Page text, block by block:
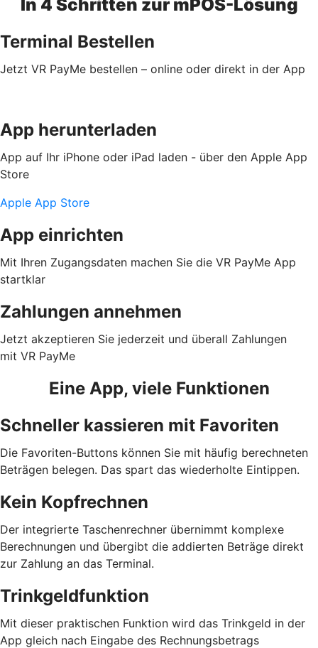
In 4 Schritten zur mPOS-Lösung
Terminal Bestellen
Jetzt VR PayMe bestellen – online oder direkt in der App
App herunterladen
App auf Ihr iPhone oder iPad laden - über den Apple App
Store
Apple App Store
App einrichten
Mit Ihren Zugangsdaten machen Sie die VR PayMe App
startklar
Zahlungen annehmen
Jetzt akzeptieren Sie jederzeit und überall Zahlungen
mit VR PayMe
Eine App, viele Funktionen
Schneller kassieren mit Favoriten
Die Favoriten-Buttons können Sie mit häufig berechneten
Beträgen belegen. Das spart das wiederholte Eintippen.
Kein Kopfrechnen
Der integrierte Taschenrechner übernimmt komplexe
Berechnungen und übergibt die addierten Beträge direkt
zur Zahlung an das Terminal.
Trinkgeldfunktion
Mit dieser praktischen Funktion wird das Trinkgeld in der
App gleich nach Eingabe des Rechnungsbetrags